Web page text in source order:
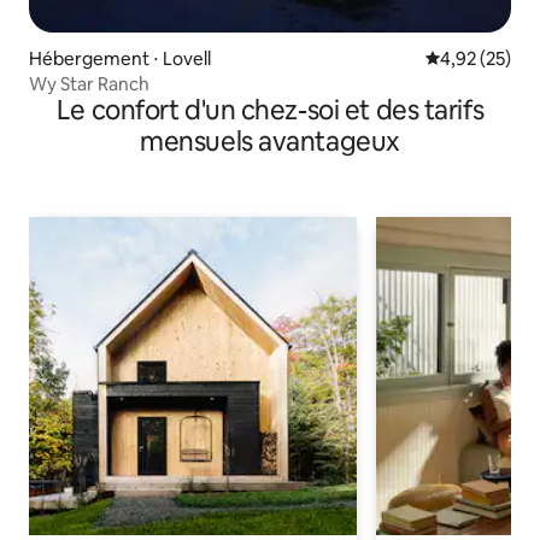
Hébergement ⋅ Lovell Évaluation
4,92 (25)
Wy Star Ranch
Le confort d'un chez-soi et des tarifs
mensuels avantageux